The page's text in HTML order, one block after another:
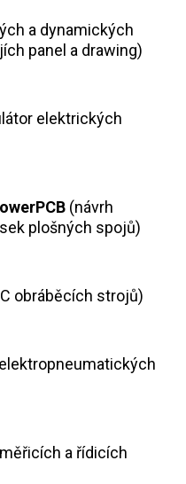
a dynamických
panel a drawing)
elektrických
(návrh
plošných spojů)
obráběcích strojů)
a řídicích